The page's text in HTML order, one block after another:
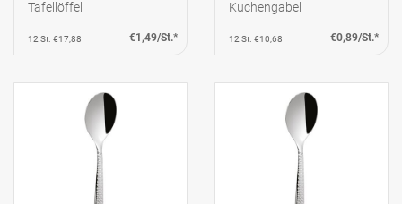
Tafellöffel
12 St. €17,88 €1,49/St.*
Kuchengabel
12 St. €10,68 €0,89/St.*